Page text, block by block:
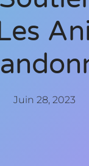
Juin 28, 2023